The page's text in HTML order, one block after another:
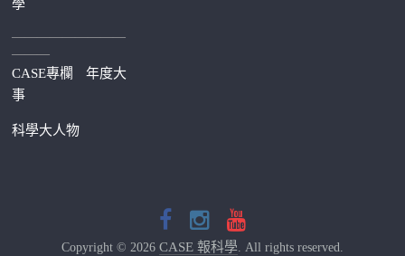
學
—————————
———
CASE專欄
年度大
事
科學大人物
Copyright © 2026 CASE 報科學. All rights reserved.